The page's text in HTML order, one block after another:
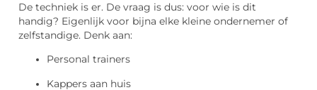
De techniek is er. De vraag is dus: voor wie is dit
handig? Eigenlijk voor bijna elke kleine ondernemer of
zelfstandige. Denk aan:
Personal trainers
Kappers aan huis